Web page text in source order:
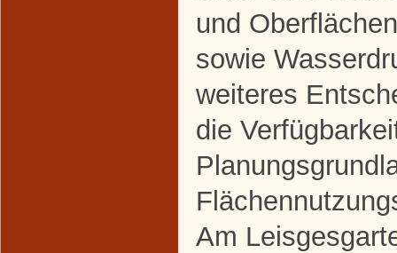
und
sowie
weiteres
die
Am